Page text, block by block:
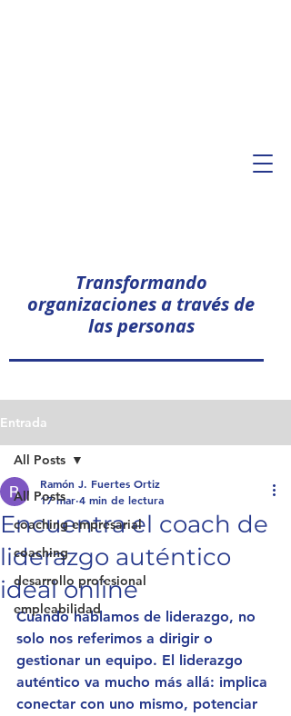
Transformando
organizaciones a través de
las personas
Entrada
All Posts
coaching empresarial
coaching
desarrollo profesional
empleabilidad
All Posts
Encuentra el coach de
liderazgo auténtico
ideal online
Ramón J. Fuertes Ortiz
17 mar 4 min de lectura
Cuando hablamos de liderazgo, no
solo nos referimos a dirigir o
gestionar un equipo. El liderazgo
auténtico va mucho más allá: implica
conectar con uno mismo, potenciar